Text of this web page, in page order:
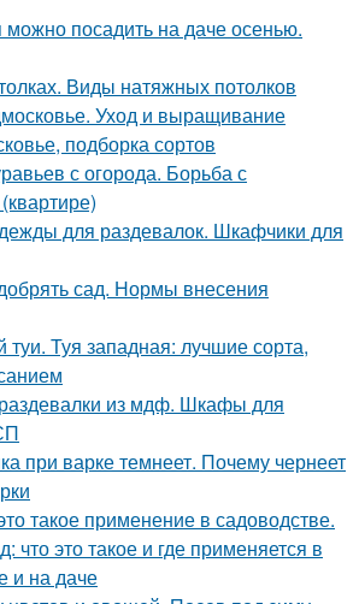
можно посадить на даче осенью.
Виды натяжных потолков
Уход и выращивание
подборка сортов
с огорода. Борьба с
для раздевалок. Шкафчики для
сад. Нормы внесения
туи. Туя западная: лучшие сорта,
из мдф. Шкафы для
при варке темнеет. Почему чернеет
такое применение в садоводстве.
что это такое и где применяется в
и на даче